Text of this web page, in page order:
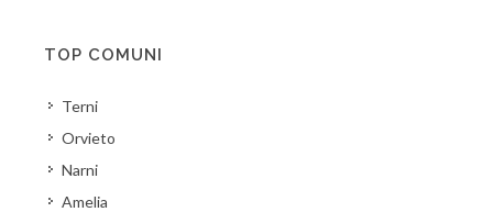
TOP COMUNI
Terni
Orvieto
Narni
Amelia